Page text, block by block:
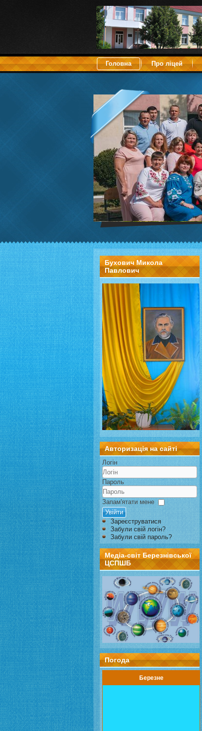
Головна Про ліцей
Бухович Микола
Павлович
Авторизація на сайті
Логін
Пароль
Запам'ятати мене
Увійти
Зареєструватися
Забули свій логін?
Забули свій пароль?
Медіа-світ Березнівської
ЦСПШБ
Погода
Березне